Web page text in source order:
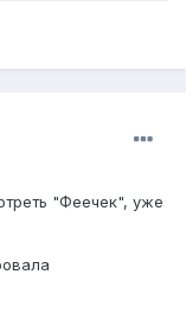
"Феечек", уже